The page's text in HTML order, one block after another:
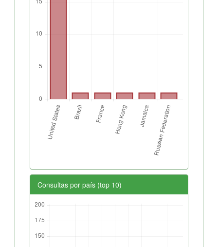
Consultas por país (top 10)